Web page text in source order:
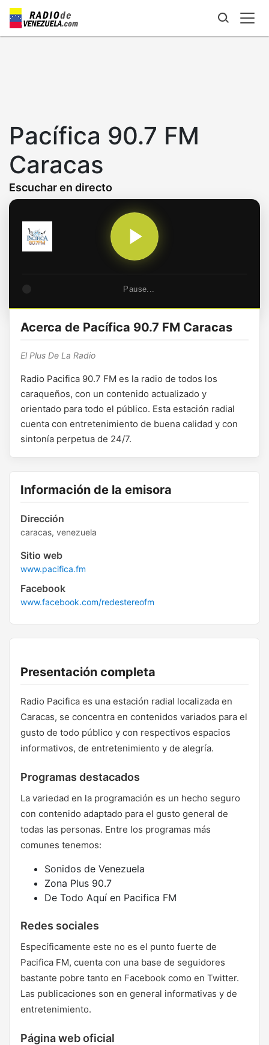
Skip
main
Pacífica 90.7 FM
Caracas
Escuchar en directo
Pause...
Acerca de Pacífica 90.7 FM Caracas
El Plus De La Radio
Radio Pacifica 90.7 FM es la radio de todos los
caraqueños, con un contenido actualizado y
orientado para todo el público. Esta estación radial
cuenta con entretenimiento de buena calidad y con
sintonía perpetua de 24/7.
Información de la emisora
Dirección
caracas, venezuela
Sitio web
www.pacifica.fm
Facebook
www.facebook.com/redestereofm
Presentación completa
Radio Pacifica es una estación radial localizada en
Caracas, se concentra en contenidos variados para el
gusto de todo público y con respectivos espacios
informativos, de entretenimiento y de alegría.
Programas destacados
La variedad en la programación es un hecho seguro
con contenido adaptado para el gusto general de
todas las personas. Entre los programas más
comunes tenemos:
Sonidos de Venezuela
Zona Plus 90.7
De Todo Aquí en Pacifica FM
Redes sociales
Específicamente este no es el punto fuerte de
Pacifica FM, cuenta con una base de seguidores
bastante pobre tanto en Facebook como en Twitter.
Las publicaciones son en general informativas y de
entretenimiento.
Página web oficial